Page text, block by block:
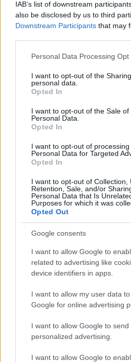
IAB’s list of downstream
also be disclosed by us to third
Downstream Participants that may
Please note that this website/app
not limited to your visit or usage
grant or deny consent to Google
use your data for below specified
consent section.
Personal Data Processing Opt
I want to opt-out of the
personal data.
Opted In
I want to opt-out of the Sale of
Personal Data.
Opted In
I want to opt-out of processing
Personal Data for Targeted
Opted In
I want to opt-out of Collection,
Retention, Sale, and/or
Personal Data that Is
Purposes for which it was
Opted Out
Google consents
I want to allow Google to
related to advertising like
device identifiers in apps.
I want to allow my user data
Google for online advertising
I want to allow Google to send
personalized advertising.
I want to allow Google to
ΑΧΜΕΣ: Δεύτερες σκέψεις στον
Μουντιάλ εκατομμυρίων
απολογισμός της διοργάνωσης
«Πόλεμος» για το μέλλον της
συνδέονται οι μεταγραφές